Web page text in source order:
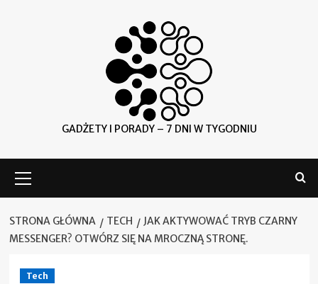
GADŻETY I PORADY – 7 DNI W TYGODNIU
główne
STRONA GŁÓWNA TECH
JAK AKTYWOWAĆ TRYB CZARNY
MESSENGER? OTWÓRZ SIĘ NA MROCZNĄ STRONĘ.
Tech